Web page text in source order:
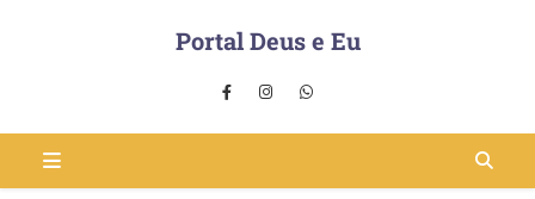
Portal Deus e Eu